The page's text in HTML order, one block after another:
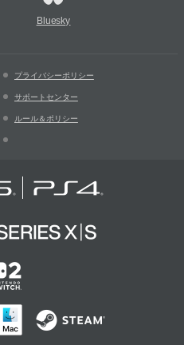
Bluesky
プライバシーポリシー
サポートセンター
ルール＆ポリシー